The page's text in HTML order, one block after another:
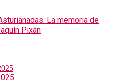
La memoria de
Pixán